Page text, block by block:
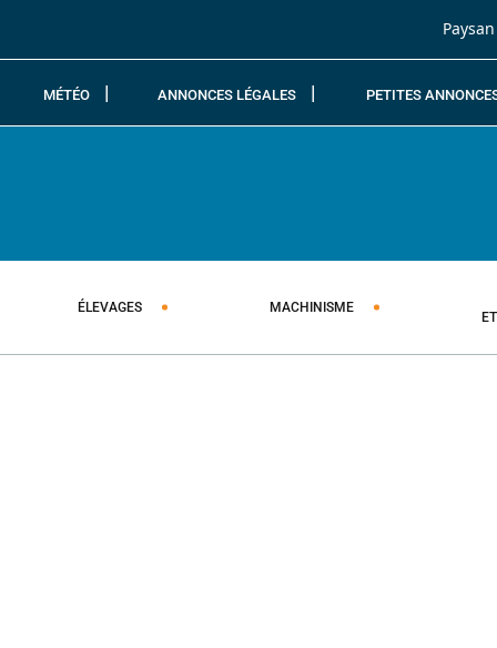
MÉTÉO ANNONCES LÉGALES PETITES
ÉLEVAGES MACHINISME